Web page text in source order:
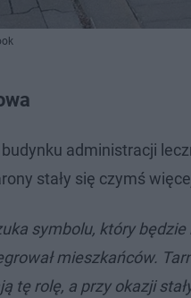
administracji
stały się czymś
symbolu, który będzie
mieszkańców.
tę rolę, a przy okazji